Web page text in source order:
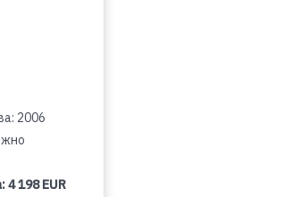
2006
4 198 EUR